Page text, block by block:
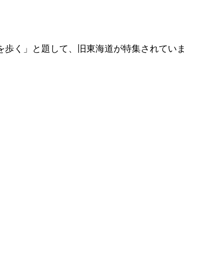
く」と題して、旧東海道が特集されていま